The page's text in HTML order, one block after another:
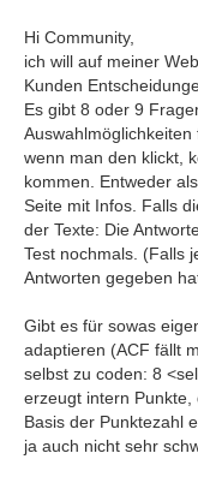
Hi Community,
ich will auf meiner
Kunden
Es gibt 8 oder 9
Auswahlmöglichkeiten
wenn man den klickt,
kommen. Entweder
Seite mit Infos. Falls
der Texte: Die
Test nochmals. (Falls
Antworten gegeben
Gibt es für sowas
adaptieren (ACF fällt
selbst zu coden: 8
erzeugt intern
Basis der Punktezahl
ja auch nicht sehr